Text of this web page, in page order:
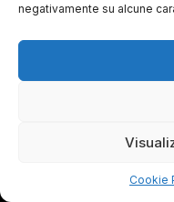
negativamente su alcune
Cookie